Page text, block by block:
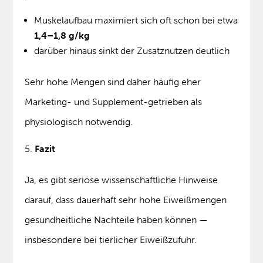
Muskelaufbau maximiert sich oft schon bei etwa
1,4–1,8 g/kg
darüber hinaus sinkt der Zusatznutzen deutlich
Sehr hohe Mengen sind daher häufig eher
Marketing- und Supplement-getrieben als
physiologisch notwendig.
Fazit
Ja, es gibt seriöse wissenschaftliche Hinweise
darauf, dass dauerhaft sehr hohe Eiweißmengen
gesundheitliche Nachteile haben können —
insbesondere bei tierlicher Eiweißzufuhr.